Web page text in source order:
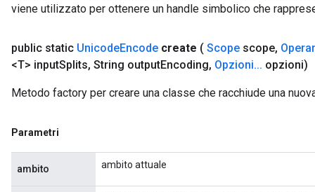
viene utilizzato per ottenere un handle simbolico che
public static UnicodeEncode create ( Scope scope,
<T> inputSplits, String outputEncoding, Opzioni... opzioni)
Metodo factory per creare una classe che racchiude una
Parametri
ambito ambito attuale